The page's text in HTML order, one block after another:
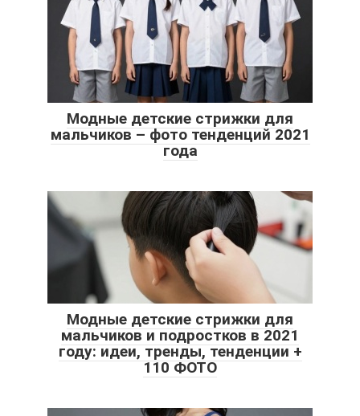
Модные детские стрижки для
мальчиков – фото тенденций 2021
года
Модные детские стрижки для
мальчиков и подростков в 2021
году: идеи, тренды, тенденции +
110 ФОТО